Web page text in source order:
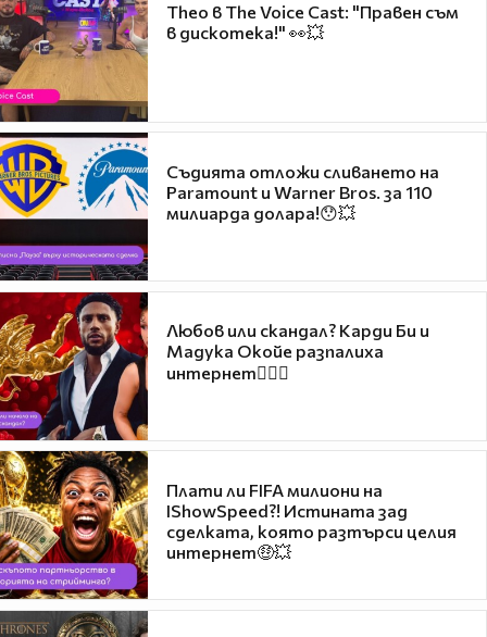
Theo в The Voice Cast: "Правен съм
в дискотека!" 👀💥
Съдията отложи сливането на
Paramount и Warner Bros. за 110
милиарда долара!😯💥
Любов или скандал? Карди Би и
Мадука Окойе разпалиха
интернет❤️‍🔥🔥
Плати ли FIFA милиони на
IShowSpeed?! Истината зад
сделката, която разтърси целия
интернет🤑💥